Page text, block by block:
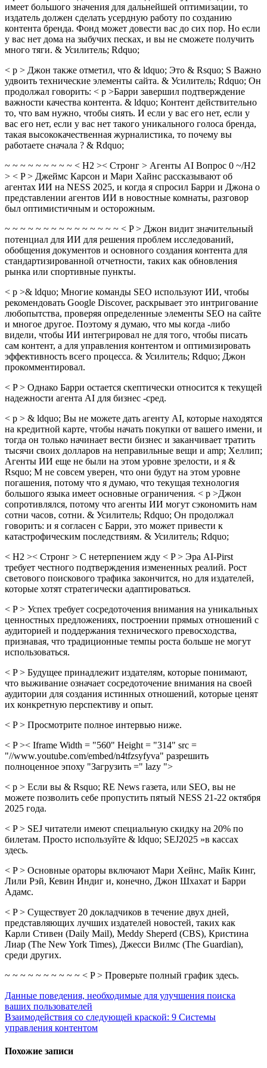
имеет большого значения для дальнейшей оптимизации, то
издатель должен сделать усердную работу по созданию
контента бренда. Фонд может довести вас до сих пор. Но если
у вас нет дома на зыбучих песках, и вы не сможете получить
много тяги. & Усилитель; Rdquo;
< p > Джон также отметил, что & ldquo; Это & Rsquo; S Важно
удвоить технические элементы сайта. & Усилитель; Rdquo; Он
продолжал говорить: < p >Барри завершил подтверждение
важности качества контента. & ldquo; Контент действительно
то, что вам нужно, чтобы сиять. И если у вас его нет, если у
вас его нет, если у вас нет такого уникального голоса бренда,
такая высококачественная журналистика, то почему вы
работаете сначала ? & Rdquo;
~ ~ ~ ~ ~ ~ ~ ~ ~ < H2 >< Стронг > Агенты AI Вопрос 0 ~/H2
> < P > Джеймс Карсон и Мари Хайнс рассказывают об
агентах ИИ на NESS 2025, и когда я спросил Барри и Джона о
представлении агентов ИИ в новостные комнаты, разговор
был оптимистичным и осторожным.
~ ~ ~ ~ ~ ~ ~ ~ ~ ~ ~ ~ ~ ~ ~ < P > Джон видит значительный
потенциал для ИИ для решения проблем исследований,
обобщения документов и основного создания контента для
стандартизированной отчетности, таких как обновления
рынка или спортивные пункты.
< p >& ldquo; Многие команды SEO используют ИИ, чтобы
рекомендовать Google Discover, раскрывает это интригование
любопытства, проверяя определенные элементы SEO на сайте
и многое другое. Поэтому я думаю, что мы когда -либо
видели, чтобы ИИ интегрировал не для того, чтобы писать
сам контент, а для управления контентом и оптимизировать
эффективность всего процесса. & Усилитель; Rdquo; Джон
прокомментировал.
< P > Однако Барри остается скептически относится к текущей
надежности агента AI для бизнес -сред.
< p > & ldquo; Вы не можете дать агенту AI, которые находятся
на кредитной карте, чтобы начать покупки от вашего имени, и
тогда он только начинает вести бизнес и заканчивает тратить
тысячи своих долларов на неправильные вещи и amp; Хеллип;
Агенты ИИ еще не были на этом уровне зрелости, и я &
Rsquo; М не совсем уверен, что они будут на этом уровне
погашения, потому что я думаю, что текущая технология
большого языка имеет основные ограничения. < p >Джон
сопротивлялся, потому что агенты ИИ могут сэкономить нам
сотни часов, сотни. & Усилитель; Rdquo; Он продолжал
говорить: и я согласен с Барри, это может привести к
катастрофическим последствиям. & Усилитель; Rdquo;
< H2 >< Стронг > С нетерпением жду < P > Эра AI-Pirst
требует честного подтверждения измененных реалий. Рост
светового поискового трафика закончится, но для издателей,
которые хотят стратегически адаптироваться.
< P > Успех требует сосредоточения внимания на уникальных
ценностных предложениях, построении прямых отношений с
аудиторией и поддержания технического превосходства,
признавая, что традиционные темпы роста больше не могут
использоваться.
< P > Будущее принадлежит издателям, которые понимают,
что выживание означает сосредоточение внимания на своей
аудитории для создания истинных отношений, которые ценят
их конкретную перспективу и опыт.
< P > Просмотрите полное интервью ниже.
< P >< Iframe Width = "560" Height = "314" src =
"//www.youtube.com/embed/n4tfzsyfyva" разрешить
полноценное эпоху "Загрузить =" lazy ">
< p > Если вы & Rsquo; RE News газета, или SEO, вы не
можете позволить себе пропустить пятый NESS 21-22 октября
2025 года.
< P > SEJ читатели имеют специальную скидку на 20% по
билетам. Просто используйте & ldquo; SEJ2025 »в кассах
здесь.
< P > Основные ораторы включают Мари Хейнс, Майк Кинг,
Лили Рэй, Кевин Индиг и, конечно, Джон Шхахат и Барри
Адамс.
< P > Существует 20 докладчиков в течение двух дней,
представляющих лучших издателей новостей, таких как
Карли Стивен (Daily Mail), Meddy Sheperd (CBS), Кристина
Лиар (The New York Times), Джесси Вилмс (The Guardian),
среди других.
~ ~ ~ ~ ~ ~ ~ ~ ~ ~ < P > Проверьте полный график здесь.
Навигация
по
записям
Данные поведения, необходимые для улучшения поиска
ваших пользователей
Взаимодействия со следующей краской: 9 Системы
управления контентом
Похожие записи